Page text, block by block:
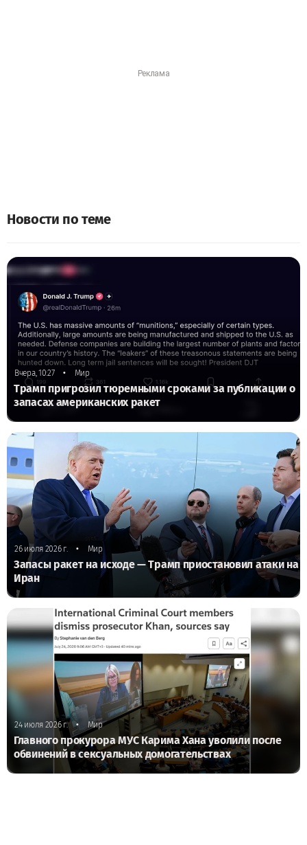
Новости по теме
Вчера, 10:27 • Мир
Трамп пригрозил тюремными сроками за публикации о
запасах американских ракет
26 июля 2026 г. • Мир
Запасы ракет на исходе — Трамп приостановил атаки на
Иран
24 июля 2026 г. • Мир
Главного прокурора МУС Карима Хана уволили после
обвинений в сексуальных домогательствах